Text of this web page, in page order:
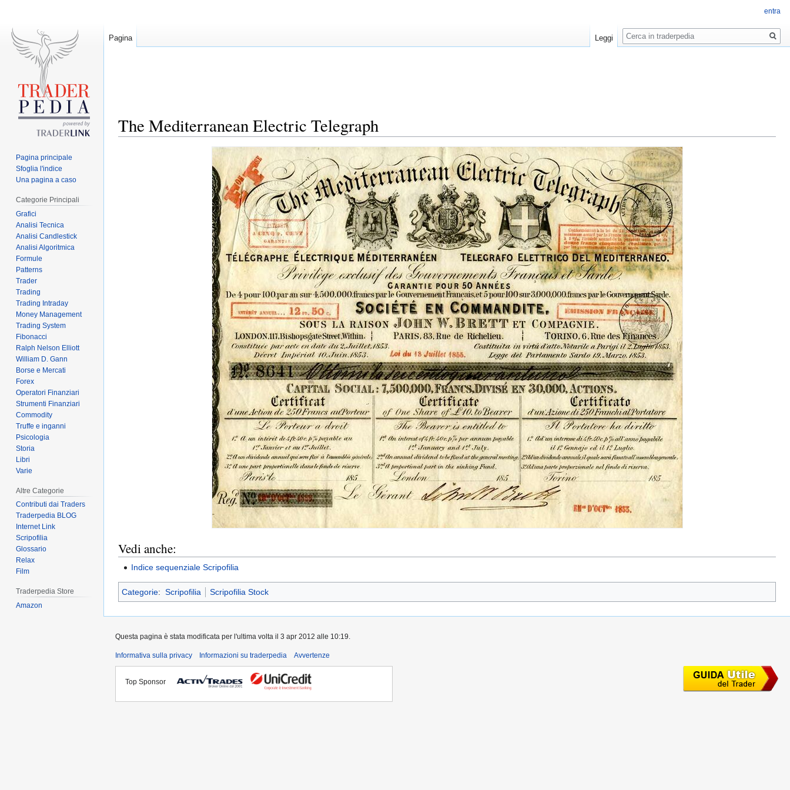
The Mediterranean Electric Telegraph
Vedi anche:
Indice sequenziale Scripofilia
Categorie: Scripofilia Scripofilia Stock
entra
Pagina Leggi
Ricerca
Pagina principale
Sfoglia l'indice
Una pagina a caso
Categorie Principali
Grafici
Analisi Tecnica
Analisi Candlestick
Analisi Algoritmica
Formule
Patterns
Trader
Trading
Trading Intraday
Money Management
Trading System
Fibonacci
Ralph Nelson Elliott
William D. Gann
Borse e Mercati
Forex
Operatori Finanziari
Strumenti Finanziari
Commodity
Truffe e inganni
Psicologia
Storia
Libri
Varie
Altre Categorie
Contributi dai Traders
Traderpedia BLOG
Internet Link
Scripofilia
Glossario
Relax
Film
Traderpedia Store
Amazon
Questa pagina è stata modificata per l'ultima volta il 3 apr 2012 alle 10:19.
Informativa sulla privacy Informazioni su traderpedia Avvertenze
Top Sponsor